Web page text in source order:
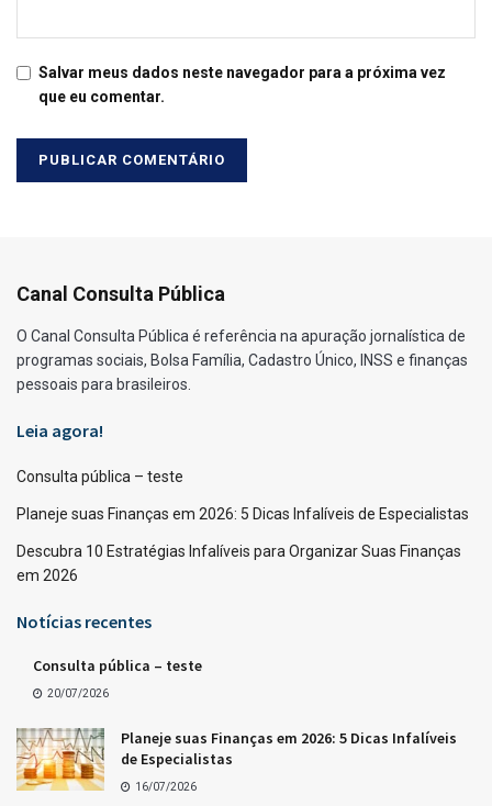
Salvar meus dados neste navegador para a próxima vez
que eu comentar.
Canal Consulta Pública
O Canal Consulta Pública é referência na apuração jornalística de
programas sociais, Bolsa Família, Cadastro Único, INSS e finanças
pessoais para brasileiros.
Leia agora!
Consulta pública – teste
Planeje suas Finanças em 2026: 5 Dicas Infalíveis de Especialistas
Descubra 10 Estratégias Infalíveis para Organizar Suas Finanças
em 2026
Notícias recentes
Consulta pública – teste
20/07/2026
Planeje suas Finanças em 2026: 5 Dicas Infalíveis
de Especialistas
16/07/2026